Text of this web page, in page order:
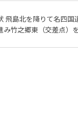
飛島北を降りて名四国
み竹之郷東（交差点）